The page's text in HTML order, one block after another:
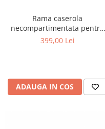
Rama caserola
necompartimentata pentru
masina de termosudat
399,00 Lei
ADAUGA IN COS